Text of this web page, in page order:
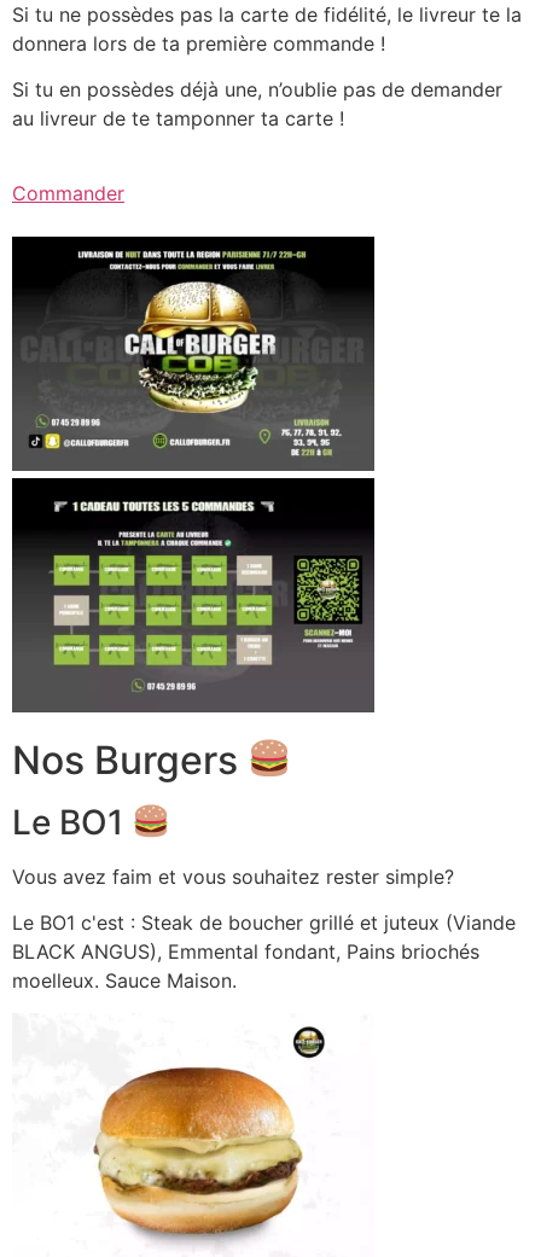
Si tu ne possèdes pas la carte de fidélité, le livreur te la
donnera lors de ta première commande !
Si tu en possèdes déjà une, n’oublie pas de demander
au livreur de te tamponner ta carte !
Commander
Nos Burgers
Le BO1
Vous avez faim et vous souhaitez rester simple?
Le BO1 c'est : Steak de boucher grillé et juteux (Viande
BLACK ANGUS), Emmental fondant, Pains briochés
moelleux. Sauce Maison.